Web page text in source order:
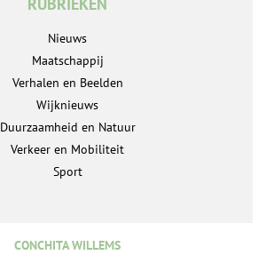
RUBRIEKEN
Nieuws
Maatschappij
Verhalen en Beelden
Wijknieuws
Duurzaamheid en Natuur
Verkeer en Mobiliteit
Sport
CONCHITA WILLEMS